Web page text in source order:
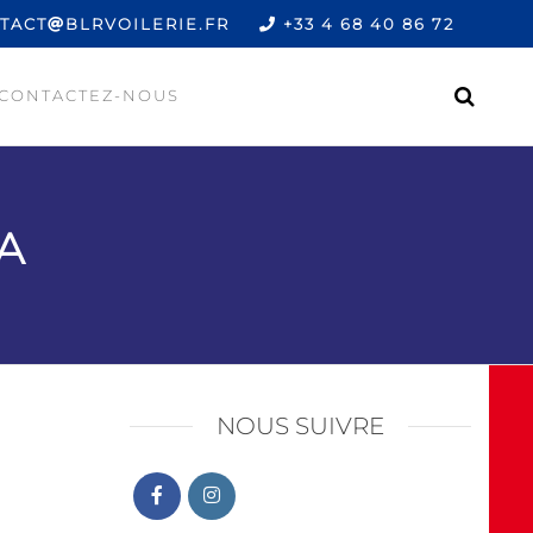
BLRVOILERIE.FR +33 4 68 40 86 72
NOUS
NOUS SUIVRE